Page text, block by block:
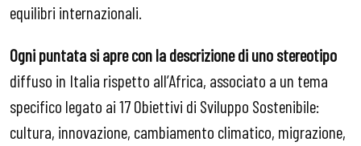
equilibri internazionali.
Ogni puntata si apre con la descrizione di uno stereotipo
diffuso in Italia rispetto all’Africa, associato a un tema
specifico legato ai 17 Obiettivi di Sviluppo Sostenibile:
cultura, innovazione, cambiamento climatico, migrazione,